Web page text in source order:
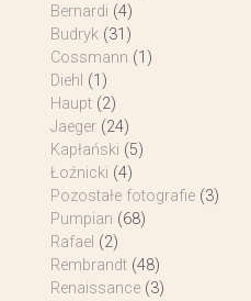
Bernardi (4)
Budryk (31)
Cossmann (1)
Diehl (1)
Haupt (2)
Jaeger (24)
Kapłański (5)
Łoźnicki (4)
Pozostałe fotografie (3)
Pumpian (68)
Rafael (2)
Rembrandt (48)
Renaissance (3)